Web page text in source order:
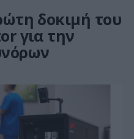
δοκιμή του
για την